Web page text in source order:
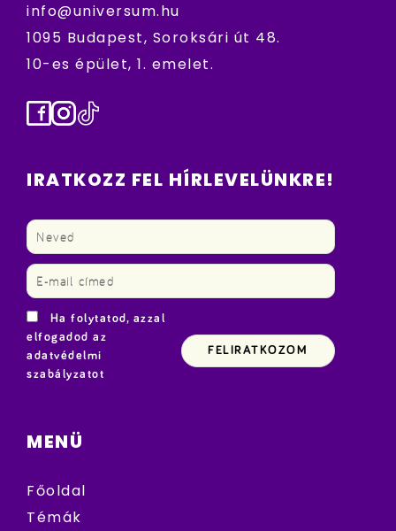
info@universum.hu
1095 Budapest, Soroksári út 48.
10-es épület, 1. emelet.
Facebook
Instagram
TikTok
IRATKOZZ FEL HÍRLEVELÜNKRE!
Ha folytatod, azzal
elfogadod az
adatvédelmi
szabályzatot
MENÜ
Főoldal
Témák